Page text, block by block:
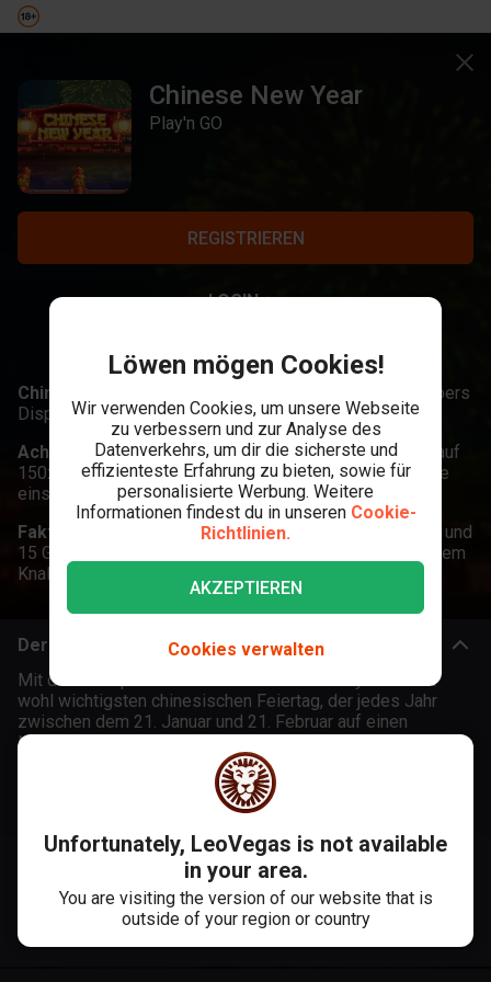
Chinese New Year
Play'n GO
REGISTRIEREN
LOGIN
Chinese New Year,
viel Glück und Drachen wimmeln übers
Display in diesem Smartphone Slot.
Achte auf:3 Affen Scatters, 3 Drachen für die Chance auf
150x Auszahlungen und Tiger Wilds die für alle Symbole
einspringen können.
Fakten zum Spiel:
Play'n GO's Video Slot hat 5 Walzen und
15 Gewinnlinien. Feiere das chinesische Neujahr mit einem
Knall bei LeoVegas.
Der Chinese New Year Slot - Frohes neues Jahr!
Mit diesem Spielautomaten thematisiert Play'n GO den
wohl wichtigsten chinesischen Feiertag, der jedes Jahr
zwischen dem 21. Januar und 21. Februar auf einen
Neumond-Tag fällt. Er wird nicht nur in China gefeiert,
sondern hat sich über weite Teile des ostasiatischen
Es gibt eine Legende, die von einem sogenannten
nach langem Schlaf - seinen Hunger stillen will. Die
Menschen schützen sich vor ihm durch Lärm, sowie rotes
und goldenes Feuerwerk.
In der LeoVegasOnline Spielothek kannst du dieses Fest
das ganze Jahr über im Chinese New Year Slot erleben.
Löwen mögen Cookies!
Wir verwenden Cookies, um unsere Webseite
zu verbessern und zur Analyse des
Datenverkehrs, um dir die sicherste und
effizienteste Erfahrung zu bieten, sowie für
personalisierte Werbung. Weitere
Informationen findest du in unseren Cookie-
Richtlinien.
AKZEPTIEREN
Cookies verwalten
Unfortunately, LeoVegas is not available
in your area.
You are visiting the version of our website that is
outside of your region or country